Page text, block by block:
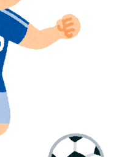
万年ぶり史上最大級の
代ハイブリッドバッテ
航続距離や超高速充電を
土木技術の完全勝利をご
わ」「こういうのを見る
がしない・・・」「あれ